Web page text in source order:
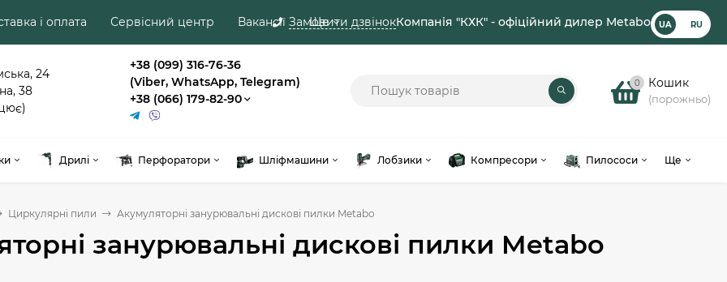
Замовити дзвінокКомпанія "КХК" - офіційний дилер Metabo UA RU
і оплата Сервісний центр Вакансії Ще
24
38
+38 (099) 316-76-36
(Viber, WhatsApp, Telegram)
+38 (066) 179-82-90
0 Кошик
(порожньо)
Дрилі Перфоратори Шліфмашини Лобзики Компресори Пилососи Ще
Циркулярні пили Акумуляторні занурювальні дискові пилки Metabo
занурювальні дискові пилки Metabo